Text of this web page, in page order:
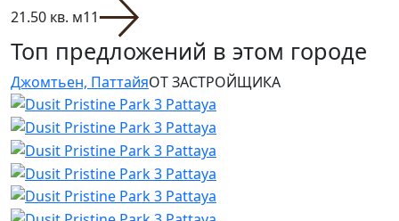
21.50 кв. м11
Топ предложений в этом городе
Джомтьен, ПаттайяОТ ЗАСТРОЙЩИКА